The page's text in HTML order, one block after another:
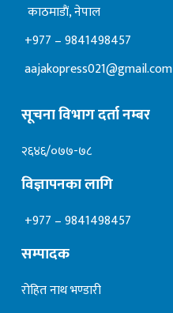
काठमाडाैं, नेपाल
+977 – 9841498457
aajakopress021@gmail.com
सूचना विभाग दर्ता नम्बर
२६४६/०७७-७८
विज्ञापनका लागि
+977 – 9841498457
सम्पादक
रोहित नाथ भण्डारी